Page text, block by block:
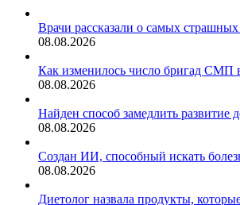
Врачи рассказали о самых страшных
08.08.2026
Как изменилось число бригад СМП
08.08.2026
Найден способ замедлить развитие
08.08.2026
Создан ИИ, способный искать
08.08.2026
Диетолог назвала продукты,